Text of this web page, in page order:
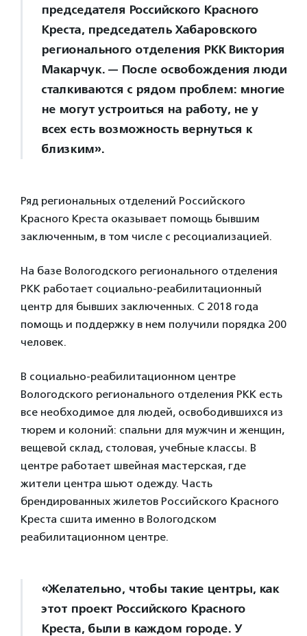
председателя Российского Красного
Креста, председатель Хабаровского
регионального отделения РКК Виктория
Макарчук. — После освобождения люди
сталкиваются с рядом проблем: многие
не могут устроиться на работу, не у
всех есть возможность вернуться к
близким».
Ряд региональных отделений Российского
Красного Креста оказывает помощь бывшим
заключенным, в том числе с ресоциализацией.
На базе Вологодского регионального отделения
РКК работает социально-реабилитационный
центр для бывших заключенных. С 2018 года
помощь и поддержку в нем получили порядка 200
человек.
В социально-реабилитационном центре
Вологодского регионального отделения РКК есть
все необходимое для людей, освободившихся из
тюрем и колоний: спальни для мужчин и женщин,
вещевой склад, столовая, учебные классы. В
центре работает швейная мастерская, где
жители центра шьют одежду. Часть
брендированных жилетов Российского Красного
Креста сшита именно в Вологодском
реабилитационном центре.
«Желательно, чтобы такие центры, как
этот проект Российского Красного
Креста, были в каждом городе. У